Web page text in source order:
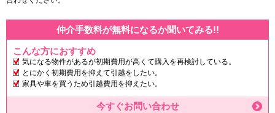
仲介手数料が無料になるか聞いてみる!!
こんな方におすすめ
気になる物件があるが初期費用が高くて購入を再検討している。
とにかく初期費用を抑えて引越をしたい。
家具や車を買うため引越費用を抑えたい。
今すぐお問い合わせ